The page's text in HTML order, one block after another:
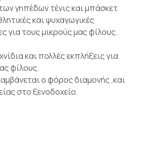
γηπέδων τένις και μπάσκετ
και ψυχαγωγικές
για τους μικρούς μας φίλους.
και πολλές εκπλήξεις για
φίλους.
ο φόρος διαμονής ,και
στο ξενοδοχείο.